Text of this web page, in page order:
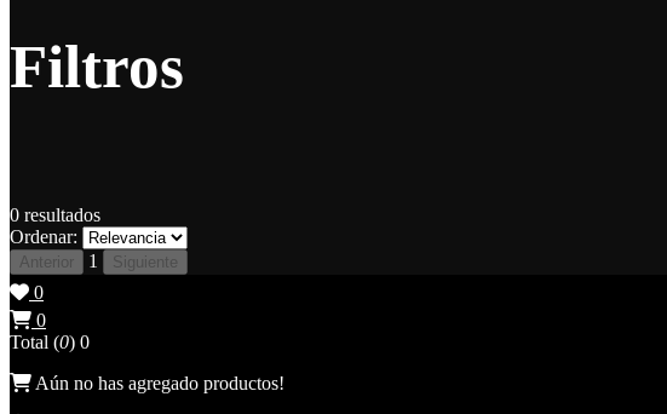
Filtros
0 resultados
Ordenar:
Anterior 1 Siguiente
0
0
Total (0) 0
Aún no has agregado productos!